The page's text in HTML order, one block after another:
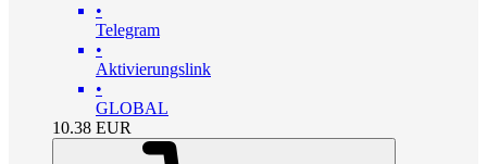
•
Telegram
•
Aktivierungslink
•
GLOBAL
10.38 EUR